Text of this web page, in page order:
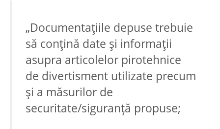
„Documentațiile depuse trebuie
să conțină date și informații
asupra articolelor pirotehnice
de divertisment utilizate precum
și a măsurilor de
securitate/siguranță propuse;